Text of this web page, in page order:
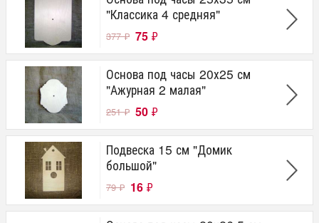
"Классика 4 средняя"
377₽ 75 ₽
Основа под часы 20х25 см
"Ажурная 2 малая"
251₽ 50 ₽
Подвеска 15 см "Домик
большой"
79₽ 16 ₽